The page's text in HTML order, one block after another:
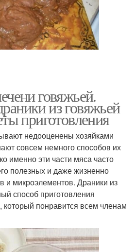
говяжьей.
из говяжьей
приготовления
недооценены хозяйками
совсем немного способов их
именно эти части мяса часто
полезных и даже жизненно
и микроэлементов. Драники из
способ приготовления
который понравится всем членам